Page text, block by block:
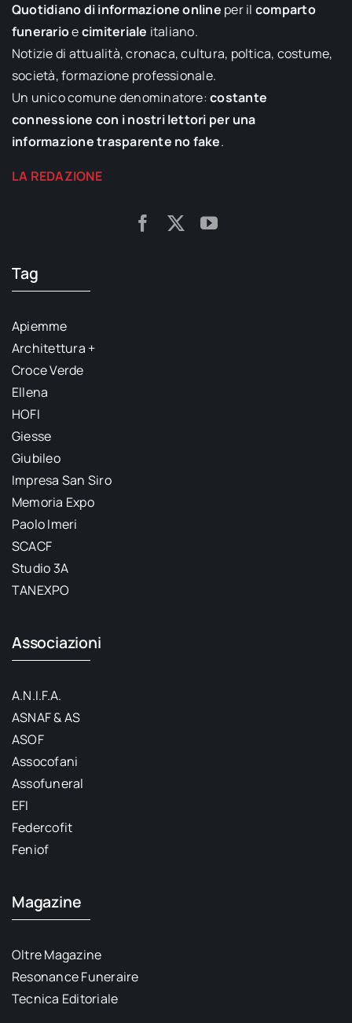
Quotidiano di informazione online per il comparto
funerarioecimiteriale italiano.
Notizie di attualità, cronaca, cultura, poltica, costume,
società, formazione professionale.
Un unico comune denominatore:costante
connessione con i nostri lettori per una
informazione trasparente no fake.
LA REDAZIONE
Tag
Apiemme
Architettura +
Croce Verde
Ellena
HOFI
Giesse
Giubileo
Impresa San Siro
Memoria Expo
Paolo Imeri
SCACF
Studio 3A
TANEXPO
Associazioni
A.N.I.F.A.
ASNAF & AS
ASOF
Assocofani
Assofuneral
EFI
Federcofit
Feniof
Magazine
Oltre Magazine
Resonance Funeraire
Tecnica Editoriale